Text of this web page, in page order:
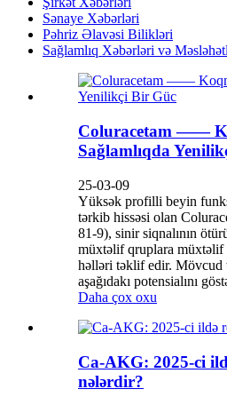
Sənaye Xəbərləri
Pəhriz Əlavəsi Bilikləri
Sağlamlıq Xəbərləri və
Coluracetam ——
Sağlamlıqda
25-03-09
Yüksək profilli beyin
tərkib hissəsi olan
81-9), sinir siqnalının
müxtəlif qruplara müxtəlif
həlləri təklif edir. Mövcud
aşağıdakı potensialını
Daha çox oxu
Ca-AKG: 2025-ci
nələrdir?